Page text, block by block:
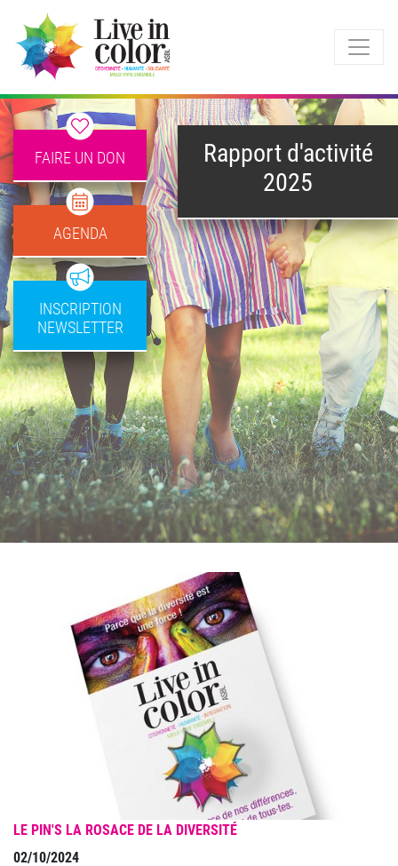
FAIRE UN DON
AGENDA
INSCRIPTION
NEWSLETTER
Rapport d'activité
2025
LE PIN'S LA ROSACE DE LA DIVERSITÉ
02/10/2024